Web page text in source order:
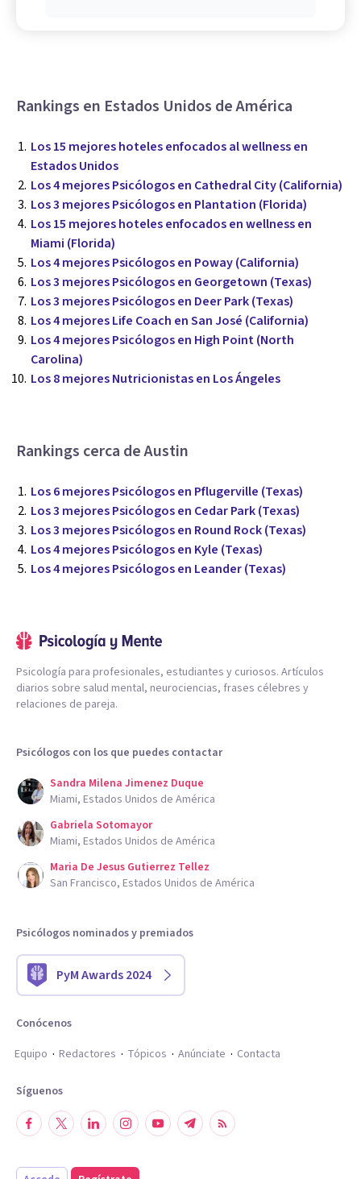
Rankings en Estados Unidos de América
Los 15 mejores hoteles enfocados al wellness en
Estados Unidos
Los 4 mejores Psicólogos en Cathedral City (California)
Los 3 mejores Psicólogos en Plantation (Florida)
Los 15 mejores hoteles enfocados en wellness en
Miami (Florida)
Los 4 mejores Psicólogos en Poway (California)
Los 3 mejores Psicólogos en Georgetown (Texas)
Los 3 mejores Psicólogos en Deer Park (Texas)
Los 4 mejores Life Coach en San José (California)
Los 4 mejores Psicólogos en High Point (North
Carolina)
Los 8 mejores Nutricionistas en Los Ángeles
Rankings cerca de Austin
Los 6 mejores Psicólogos en Pflugerville (Texas)
Los 3 mejores Psicólogos en Cedar Park (Texas)
Los 3 mejores Psicólogos en Round Rock (Texas)
Los 4 mejores Psicólogos en Kyle (Texas)
Los 4 mejores Psicólogos en Leander (Texas)
Psicología para profesionales, estudiantes y curiosos. Artículos
diarios sobre salud mental, neurociencias, frases célebres y
relaciones de pareja.
Psicólogos con los que puedes contactar
Sandra Milena Jimenez Duque
Miami, Estados Unidos de América
Gabriela Sotomayor
Miami, Estados Unidos de América
Maria De Jesus Gutierrez Tellez
San Francisco, Estados Unidos de América
Psicólogos nominados y premiados
PyM Awards 2024
Conócenos
Equipo
Redactores Tópicos Anúnciate Contacta
Síguenos